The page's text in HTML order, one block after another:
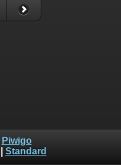
Piwigo
Standard